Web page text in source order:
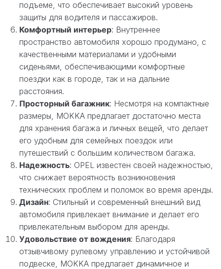
подъеме, что обеспечивает высокий уровень
защиты для водителя и пассажиров.
Комфортный интерьер: Внутреннее
пространство автомобиля хорошо продумано, с
качественными материалами и удобными
сиденьями, обеспечивающими комфортные
поездки как в городе, так и на дальние
расстояния.
Просторный багажник: Несмотря на компактные
размеры, MOKKA предлагает достаточно места
для хранения багажа и личных вещей, что делает
его удобным для семейных поездок или
путешествий с большим количеством багажа.
Надежность: OPEL известен своей надежностью,
что снижает вероятность возникновения
технических проблем и поломок во время аренды.
Дизайн: Стильный и современный внешний вид
автомобиля привлекает внимание и делает его
привлекательным выбором для аренды.
Удовольствие от вождения: Благодаря
отзывчивому рулевому управлению и устойчивой
подвеске, MOKKA предлагает динамичное и